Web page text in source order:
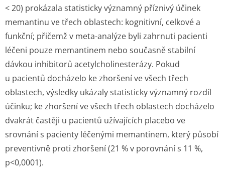
< 20) prokázala statisticky významný příznivý účinek
memantinu ve třech oblastech: kognitivní, celkové a
funkční; přičemž v meta-analýze byli zahrnuti pacienti
léčeni pouze memantinem nebo současně stabilní
dávkou inhibitorů acetylcholines­terázy. Pokud
u pacientů docházelo ke zhoršení ve všech třech
oblastech, výsledky ukázaly statisticky významný rozdíl
účinku; ke zhoršení ve všech třech oblastech docházelo
dvakrát častěji u pacientů užívajících placebo ve
srovnání s pacienty léčenými memantinem, který působí
preventivně proti zhoršení (21 % v porovnání s 11 %,
p<0,0001).